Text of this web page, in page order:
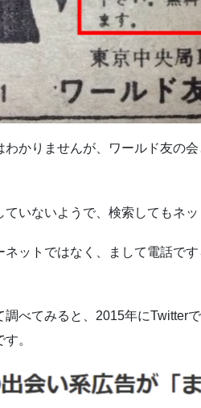
わかりませんが、ワールド友の
ていないようで、検索してもネ
ネットではなく、まして電話で
調べてみると、2015年にTwitter
。